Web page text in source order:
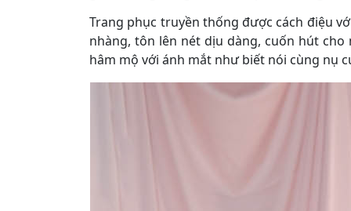
Trang phục truyền thống được cách điệu
nhàng, tôn lên nét dịu dàng, cuốn hút cho
hâm mộ với ánh mắt như biết nói cùng nụ